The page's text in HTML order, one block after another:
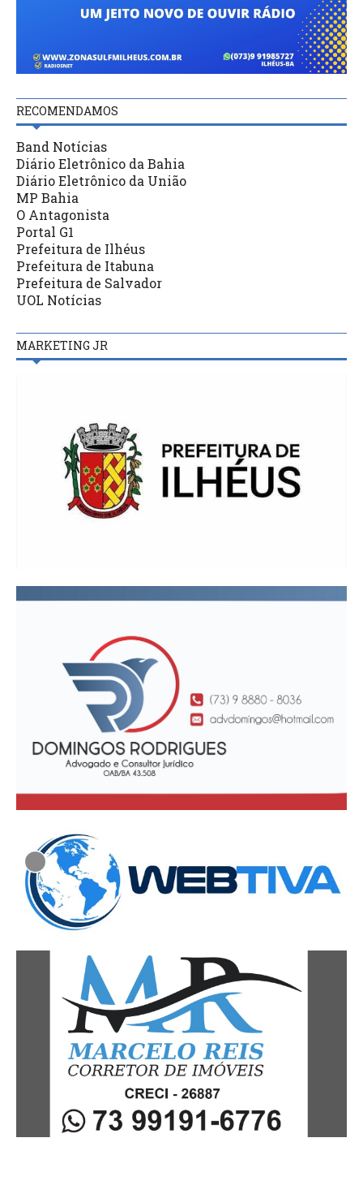
RECOMENDAMOS
Band Notícias
Diário Eletrônico da Bahia
Diário Eletrônico da União
MP Bahia
O Antagonista
Portal G1
Prefeitura de Ilhéus
Prefeitura de Itabuna
Prefeitura de Salvador
UOL Notícias
MARKETING JR